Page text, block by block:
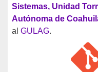
Sistemas, Unidad
Autónoma de
al GULAG.